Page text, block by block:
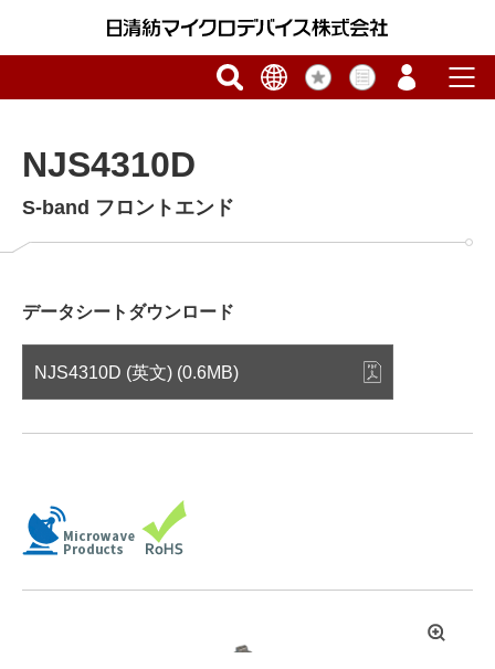
NJS4310D
S-band フロントエンド
データシートダウンロード
NJS4310D (英文) (0.6MB)
拡